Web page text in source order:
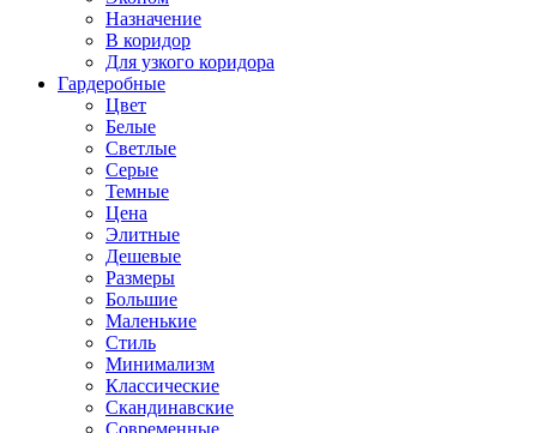
Назначение
В коридор
Для узкого коридора
Гардеробные
Цвет
Белые
Светлые
Серые
Темные
Цена
Элитные
Дешевые
Размеры
Большие
Маленькие
Стиль
Минимализм
Классические
Скандинавские
Современные